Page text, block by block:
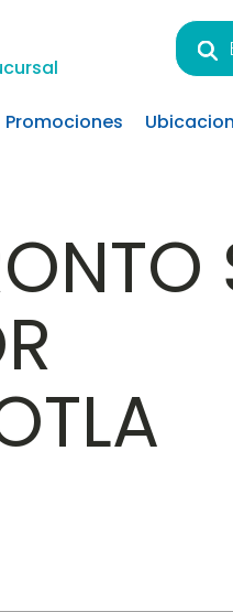
de
Promociones